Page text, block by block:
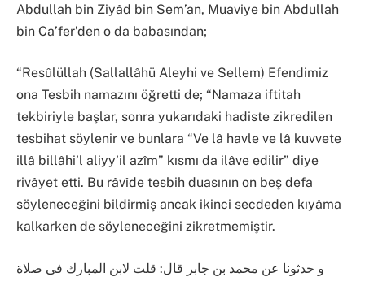
Abdullah bin Ziyâd bin Sem’an, Muaviye bin Abdullah
bin Ca’fer’den o da babasından;
“Resûlüllah (Sallallâhü Aleyhi ve Sellem) Efendimiz
ona Tesbih namazını öğretti de; “Namaza iftitah
tekbiriyle başlar, sonra yukarıdaki hadiste zikredilen
tesbihat söylenir ve bunlara “Ve lâ havle ve lâ kuvvete
illâ billâhi’l aliyy’il azîm” kısmı da ilâve edilir” diye
rivâyet etti. Bu râvîde tesbih duasının on beş defa
söyleneceğini bildirmiş ancak ikinci secdeden kıyâma
kalkarken de söyleneceğini zikretmemiştir.
و حدثونا عن محمد بن جابر قال: قلت لابن المبارك فى صلاة